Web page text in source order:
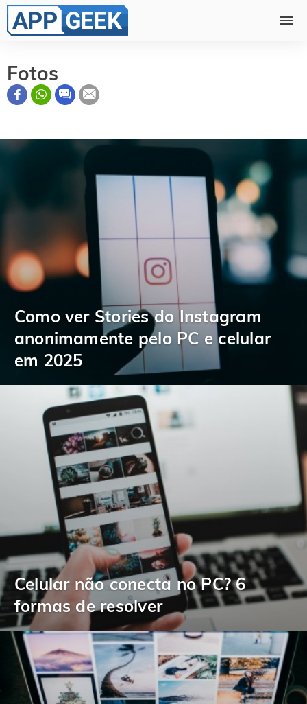
Fotos
Como ver Stories do Instagram
anonimamente pelo PC e celular
em 2025
Celular não conecta no PC? 6
formas de resolver